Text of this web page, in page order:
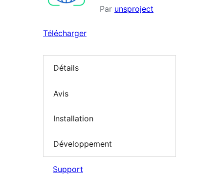
Par unsproject
Télécharger
Détails
Avis
Installation
Développement
Support